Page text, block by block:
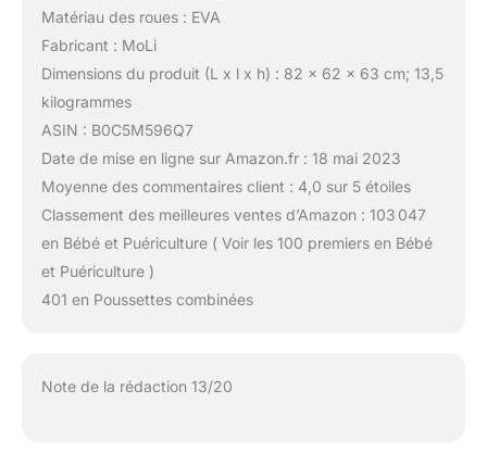
Matériau des roues : EVA
Fabricant : MoLi
Dimensions du produit (L x l x h) : 82 x 62 x 63 cm; 13,5
kilogrammes
ASIN : B0C5M596Q7
Date de mise en ligne sur Amazon.fr : 18 mai 2023
Moyenne des commentaires client : 4,0 sur 5 étoiles
Classement des meilleures ventes d’Amazon : 103 047
en Bébé et Puériculture ( Voir les 100 premiers en Bébé
et Puériculture )
401 en Poussettes combinées
Note de la rédaction 13/20